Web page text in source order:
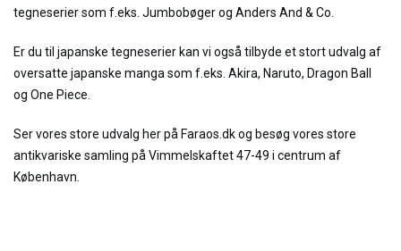
tegneserier som f.eks. Jumbobøger og Anders And & Co.
Er du til japanske tegneserier kan vi også tilbyde et stort udvalg af
oversatte japanske manga som f.eks. Akira, Naruto, Dragon Ball
og One Piece.
Ser vores store udvalg her på Faraos.dk og besøg vores store
antikvariske samling på Vimmelskaftet 47-49 i centrum af
København.